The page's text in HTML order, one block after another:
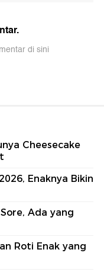
di sini
Cheesecake
Enaknya Bikin
Ada yang
Roti Enak yang